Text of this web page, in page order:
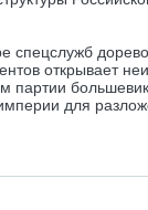
спецслужб
открывает
партии
для